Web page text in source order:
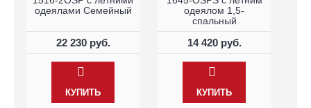
одеялами Семейный
22 230 руб.
КУПИТЬ
одеялом 1,5-
спальный
14 420 руб.
КУПИТЬ